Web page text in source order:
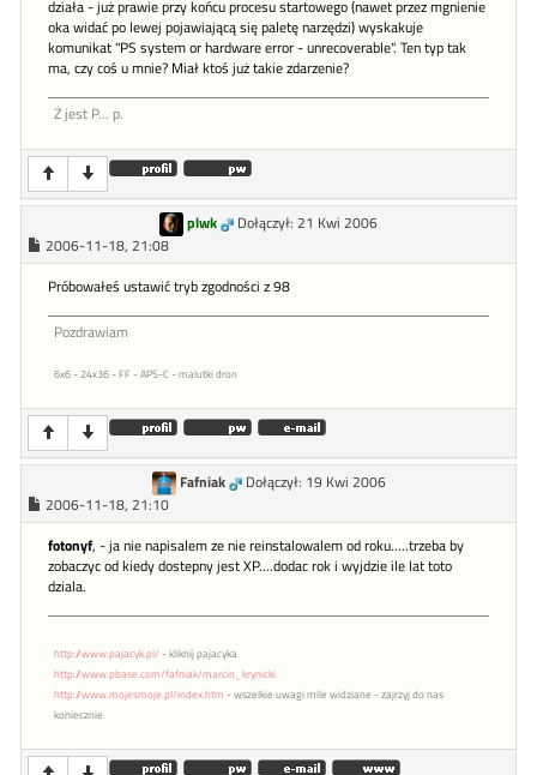
działa - już prawie przy końcu procesu startowego (nawet przez mgnienie
oka widać po lewej pojawiającą się paletę narzędzi) wyskakuje
komunikat "PS system or hardware error - unrecoverable". Ten typ tak
ma, czy coś u mnie? Miał ktoś już takie zdarzenie?
Ż jest P... p.
plwk
Dołączył: 21 Kwi 2006
2006-11-18, 21:08
Próbowałeś ustawić tryb zgodności z 98
Pozdrawiam
6x6 - 24x36 - FF - APS-C - malutki dron
Fafniak
Dołączył: 19 Kwi 2006
2006-11-18, 21:10
fotonyf, - ja nie napisalem ze nie reinstalowalem od roku.....trzeba by
zobaczyc od kiedy dostepny jest XP....dodac rok i wyjdzie ile lat toto
dziala.
http://www.pajacyk.pl/ - kliknij pajacyka
http://www.pbase.com/fafniak/marcin_krynicki
http://www.mojesmoje.pl/index.htm - wszelkie uwagi mile widziane - zajrzyj do nas
koniecznie